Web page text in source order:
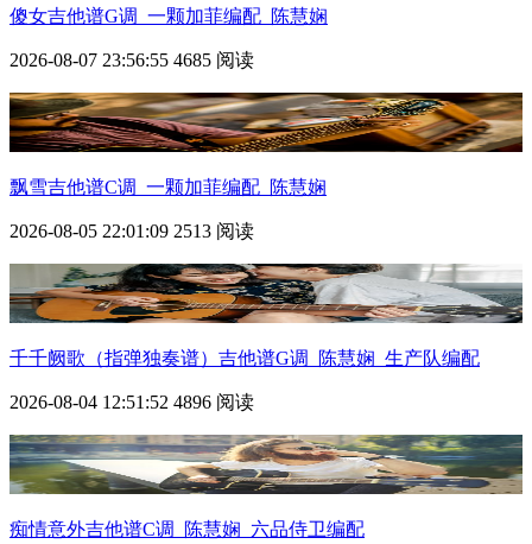
傻女吉他谱G调_一颗加菲编配_陈慧娴
2026-08-07 23:56:55 4685 阅读
飘雪吉他谱C调_一颗加菲编配_陈慧娴
2026-08-05 22:01:09 2513 阅读
千千阙歌（指弹独奏谱）吉他谱G调_陈慧娴_生产队编配
2026-08-04 12:51:52 4896 阅读
痴情意外吉他谱C调_陈慧娴_六品侍卫编配